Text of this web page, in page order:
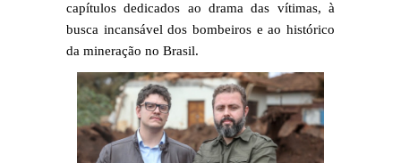
capítulos dedicados ao drama das vítimas, à
busca incansável dos bombeiros e ao histórico
da mineração no Brasil.